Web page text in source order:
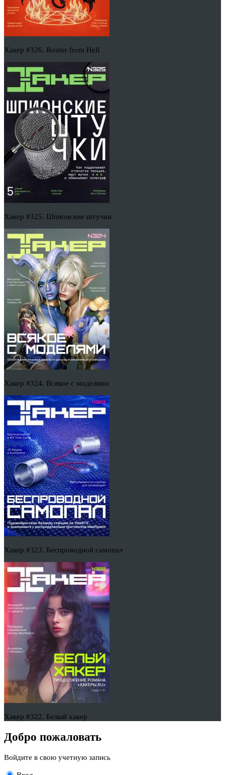
Хакер #326. Router from Hell
Хакер #325. Шпионские штучки
Хакер #324. Всякое с моделями
Хакер #323. Беспроводной самопал
Хакер #322. Белый хакер
Добро пожаловать
Войдите в свою учетную запись